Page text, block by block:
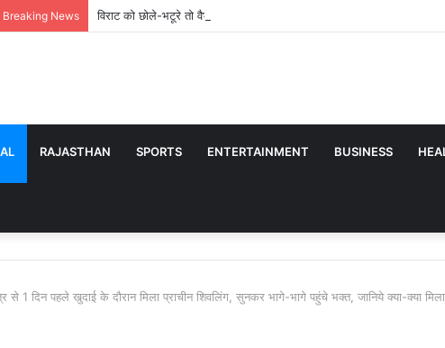
Breaking News विराट को छोले-भटूरे तो वैभव सूर्यवंशी को मटन पसंद… राजभोग से मिलती है छक्के
RAJASTHAN SPORTS ENTERTAINMENT BUSINESS
से 1 दिन पहले खुदाई के दौरान मिला प्राचीन शिवलिंग, सुनकर भागे-भागे पहुंचे भक्त, जानिये क्या-क्या